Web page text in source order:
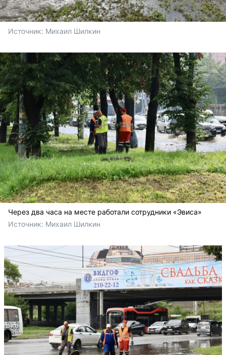
Источник: Михаил Шилкин
Через два часа на месте работали сотрудники «Эвиса»
Источник: Михаил Шилкин